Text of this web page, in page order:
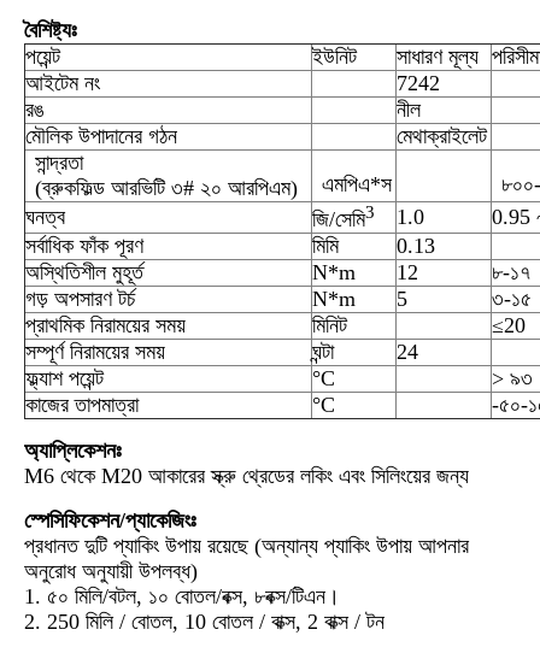
বৈশিষ্ট্যঃ
পয়েন্ট
ইউনিট সাধারণ মূল্য
আইটেম নং
7242
রঙ
নীল
মৌলিক উপাদানের গঠন
মেথাক্রাইলেট
সান্দ্রতা
(ব্রুকফিল্ড আরভিটি ৩# ২০ আরপিএম)
এমপিএ*স
ঘনত্ব
জি/সেমি3 1.0
0.95
সর্বাধিক ফাঁক পূরণ
মিমি
0.13
অস্থিতিশীল মুহূর্ত
N*m 12
৮-১৭
গড় অপসারণ টর্চ
N*m 5
৩-১৫
প্রাথমিক নিরাময়ের সময়
মিনিট
≤20
সম্পূর্ণ নিরাময়ের সময়
ঘন্টা
24
ফ্ল্যাশ পয়েন্ট
°C
> ৯৩
কাজের তাপমাত্রা
°C
-৫০-
অ্যাপ্লিকেশনঃ
M6 থেকে M20 আকারের স্ক্রু থ্রেডের লকিং এবং সিলিংয়ের জন্য
স্পেসিফিকেশন/প্যাকেজিংঃ
প্রধানত দুটি প্যাকিং উপায় রয়েছে (অন্যান্য প্যাকিং উপায় আপনার
অনুরোধ অনুযায়ী উপলব্ধ)
1. ৫০ মিলি/বটল, ১০ বোতল/বক্স, ৮বক্স/টিএন।
2. 250 মিলি / বোতল, 10 বোতল / বাক্স, 2 বাক্স / টন